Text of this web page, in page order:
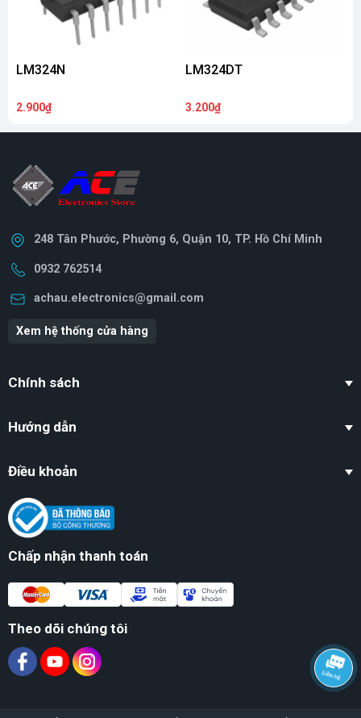
LM324N
2.900₫
LM324DT
3.200₫
248 Tân Phước, Phường 6, Quận 10, TP. Hồ Chí Minh
0932 762514
achau.electronics@gmail.com
Xem hệ thống cửa hàng
Chính sách
Hướng dẫn
Điều khoản
Chấp nhận thanh toán
Theo dõi chúng tôi